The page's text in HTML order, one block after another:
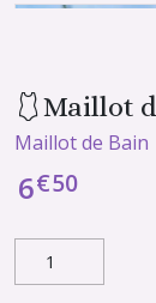
🩱Maillot
Maillot de Bain
6€50